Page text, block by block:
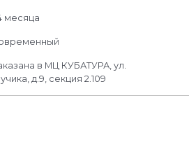
месяца
в МЦ КУБАТУРА, ул.
д.9, секция 2.109